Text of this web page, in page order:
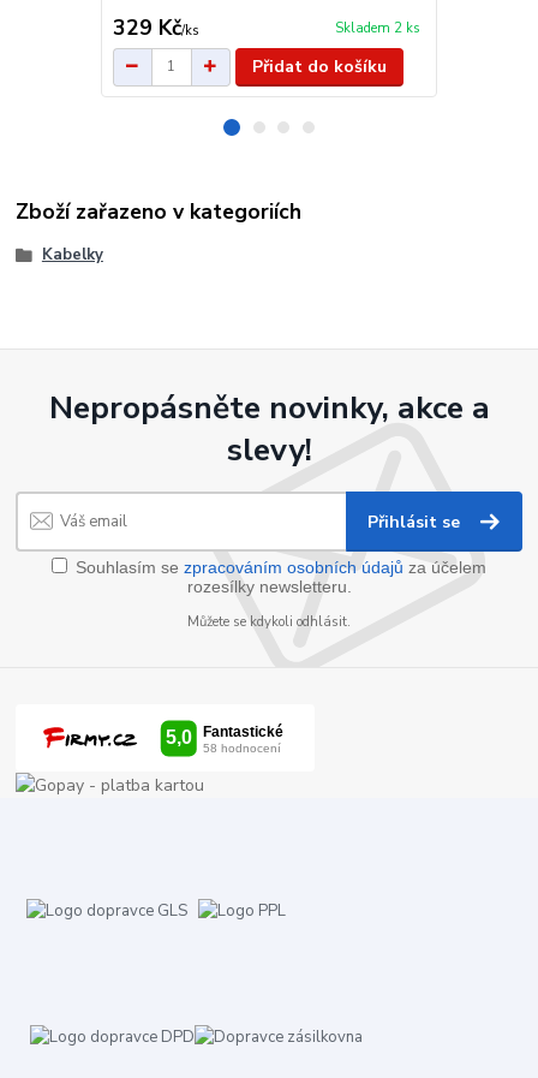
329 Kč/ks Skladem 2 ks
Přidat do košíku
Zboží zařazeno v kategoriích
Kabelky
Nepropásněte novinky, akce a
slevy!
Přihlásit se
Souhlasím se zpracováním osobních údajů za účelem
rozesílky newsletteru.
Můžete se kdykoli odhlásit.